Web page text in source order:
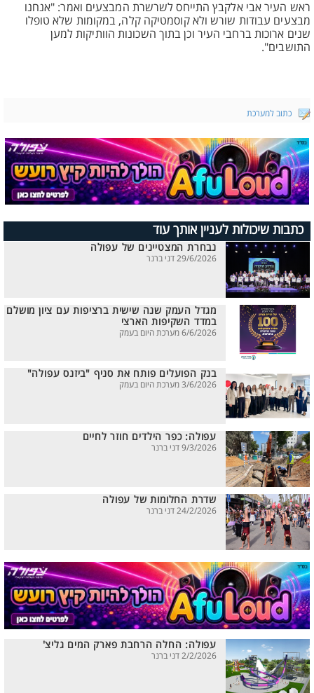
ראש העיר אבי אלקבץ התייחס לשרשרת המבצעים ואמר: "אנחנו
מבצעים עבודות שורש ולא קוסמטיקה קלה, במקומות שלא טופלו
שנים ארוכות ברחבי העיר וכן בתוך השכונות הוותיקות למען
התושבים".
כתוב למערכת
כתבות שיכולות לעניין אותך עוד
נבחרת המצטיינים של עפולה
29/6/2026 דני ברנר
מגדל העמק שנה שישית ברציפות עם ציון מושלם
במדד השקיפות הארצי
6/6/2026 מערכת היום בעמק
בנק הפועלים פותח את סניף "ביזנס עפולה"
3/6/2026 מערכת היום בעמק
עפולה: כפר הילדים חוזר לחיים
9/3/2026 דני ברנר
שדרת החלומות של עפולה
24/2/2026 דני ברנר
עפולה: החלה הרחבת פארק המים גליצ'
2/2/2026 דני ברנר